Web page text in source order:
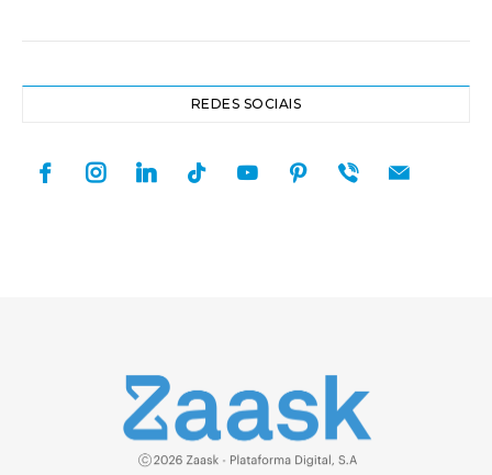
REDES SOCIAIS
facebookinstagramlinkedintiktok youtubepinterest
viber mail